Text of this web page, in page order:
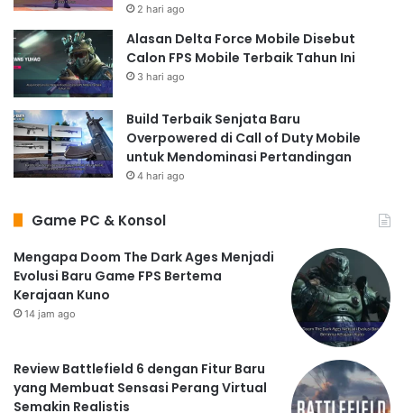
2 hari ago
Alasan Delta Force Mobile Disebut
Calon FPS Mobile Terbaik Tahun Ini
3 hari ago
Build Terbaik Senjata Baru
Overpowered di Call of Duty Mobile
untuk Mendominasi Pertandingan
4 hari ago
Game PC & Konsol
Mengapa Doom The Dark Ages Menjadi
Evolusi Baru Game FPS Bertema
Kerajaan Kuno
14 jam ago
Review Battlefield 6 dengan Fitur Baru
yang Membuat Sensasi Perang Virtual
Semakin Realistis